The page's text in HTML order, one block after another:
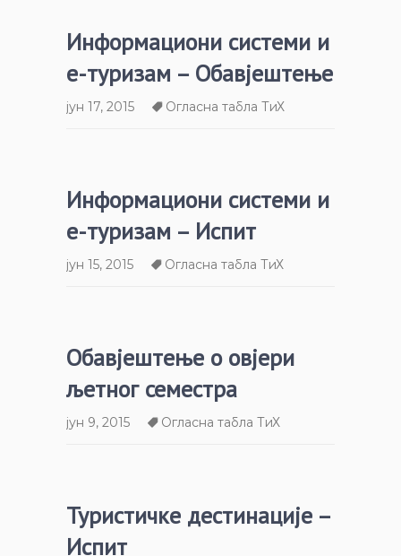
Информациони системи и
е-туризам – Обавјештење
јун 17, 2015 Огласна табла ТиХ
Информациони системи и
е-туризам – Испит
јун 15, 2015 Огласна табла ТиХ
Обавјештење о овјери
љетног семестра
јун 9, 2015 Огласна табла ТиХ
Туристичке дестинације –
Испит